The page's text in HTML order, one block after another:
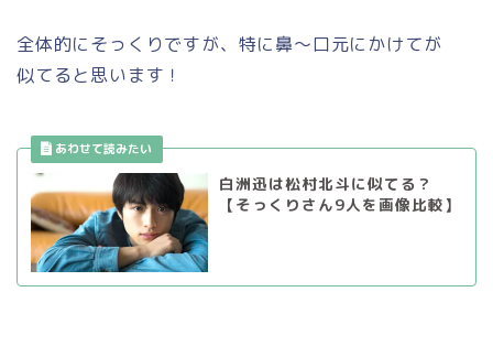
全体的にそっくりですが、特に鼻～口元にかけてが
似てると思います！
白洲迅は松村北斗に似てる？
【そっくりさん9人を画像比較】